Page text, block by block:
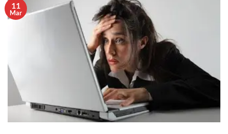
11
Mar